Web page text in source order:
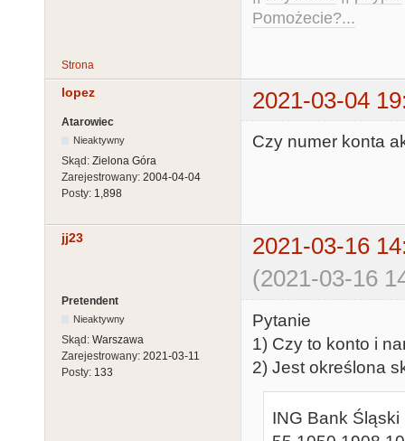
Pomożecie?...
Strona
lopez 2021-03-04
Atarowiec
Nieaktywny
Skąd: Zielona Góra
Zarejestrowany: 2004-04-04
Posty: 1,898
Czy numer konta
jj23
2021-03-16
(2021-03-16
Pretendent
Nieaktywny
Skąd: Warszawa
Zarejestrowany: 2021-03-11
Posty: 133
Pytanie
1) Czy to konto i
2) Jest określona
ING Bank Śląski